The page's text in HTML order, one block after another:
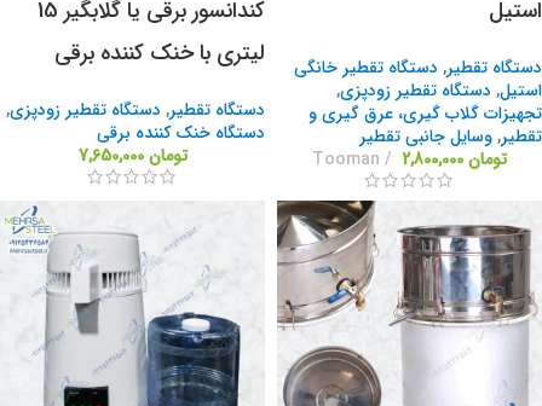
استیل
دستگاه تقطیر, دستگاه تقطیر خانگی
استیل, دستگاه تقطیر زودپزی,
تجهیزات گلاب گیری، عرق گیری و
تقطیر,وسایل جانبی تقطیر
تومان
Tooman
کندانسور برقی یا گلابگیر 15
لیتری با خنک کننده برقی
دستگاه تقطیر, دستگاه تقطیر زودپزی,
دستگاه خنک کننده برقی
تومان7,650,000